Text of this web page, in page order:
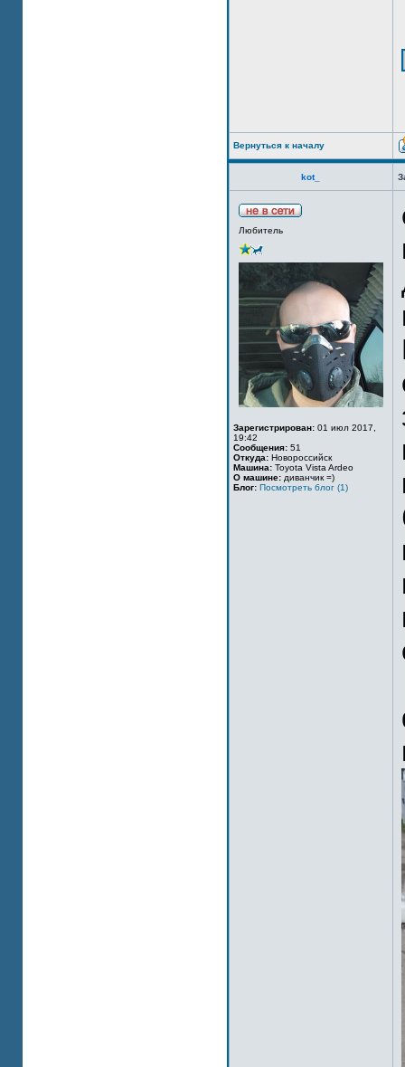
Вернуться к началу
kot_
Любитель
Зарегистрирован: 01 июл 2017,
19:42
Сообщения: 51
Откуда: Новороссийск
Машина: Toyota Vista Ardeo
О машине: диванчик =)
Блог: Посмотреть блог (1)